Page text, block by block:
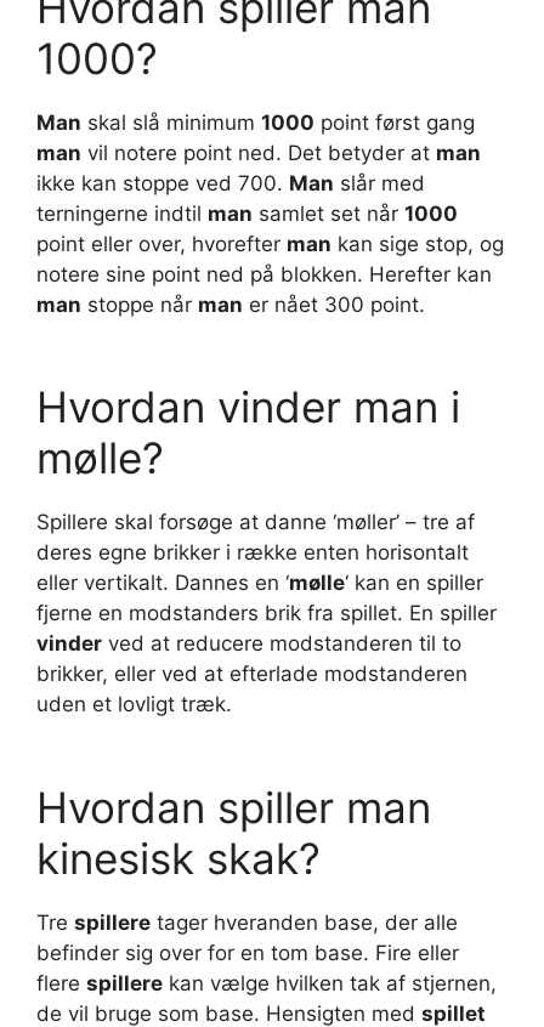
1000?
Man skal slå minimum 1000 point først gang
man vil notere point ned. Det betyder at man
ikke kan stoppe ved 700. Man slår med
terningerne indtil man samlet set når 1000
point eller over, hvorefter man kan sige stop, og
notere sine point ned på blokken. Herefter kan
man stoppe når man er nået 300 point.
Hvordan vinder man i
mølle?
Spillere skal forsøge at danne ‘møller’ – tre af
deres egne brikker i række enten horisontalt
eller vertikalt. Dannes en ‘mølle‘ kan en spiller
fjerne en modstanders brik fra spillet. En spiller
vinder ved at reducere modstanderen til to
brikker, eller ved at efterlade modstanderen
uden et lovligt træk.
Hvordan spiller man
kinesisk skak?
Tre spillere tager hveranden base, der alle
befinder sig over for en tom base. Fire eller
flere spillere kan vælge hvilken tak af stjernen,
de vil bruge som base. Hensigten med spillet